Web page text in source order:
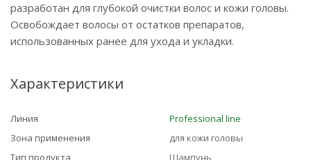
разработан для глубокой очистки волос и кожи головы.
Освобождает волосы от остатков препаратов,
использованных ранее для ухода и укладки.
Характеристики
Линия
Professional line
Зона применения
для кожи головы
Тип продукта
Шампунь